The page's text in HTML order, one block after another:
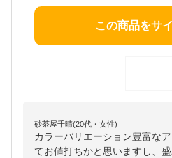
この商品をサ
砂茶屋千晴(20代・女性)
カラーバリエーション豊富な
てお値打ちかと思いますし、